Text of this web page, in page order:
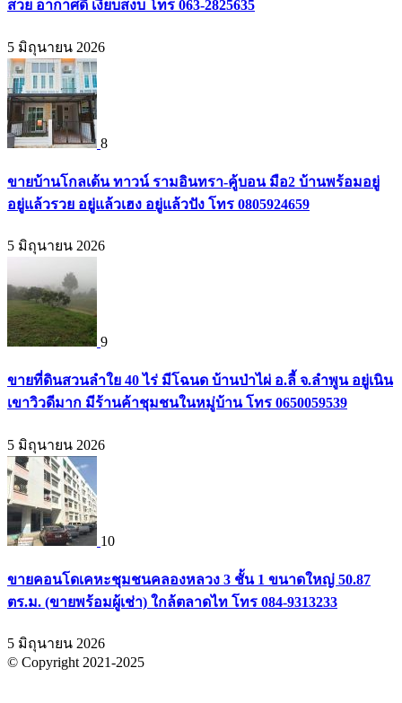
สวย อากาศดี เงียบสงบ โทร 063-2825635
5 มิถุนายน 2026
8
ขายบ้านโกลเด้น ทาวน์ รามอินทรา-คู้บอน มือ2 บ้านพร้อมอยู่
อยู่แล้วรวย อยู่แล้วเฮง อยู่แล้วปัง โทร 0805924659
5 มิถุนายน 2026
9
ขายที่ดินสวนลำใย 40 ไร่ มีโฉนด บ้านป่าไผ่ อ.ลี้ จ.ลำพูน อยู่เนิน
เขาวิวดีมาก มีร้านค้าชุมชนในหมู่บ้าน โทร 0650059539
5 มิถุนายน 2026
10
ขายคอนโดเคหะชุมชนคลองหลวง 3 ชั้น 1 ขนาดใหญ่ 50.87
ตร.ม. (ขายพร้อมผู้เช่า) ใกล้ตลาดไท โทร 084-9313233
5 มิถุนายน 2026
© Copyright 2021-2025